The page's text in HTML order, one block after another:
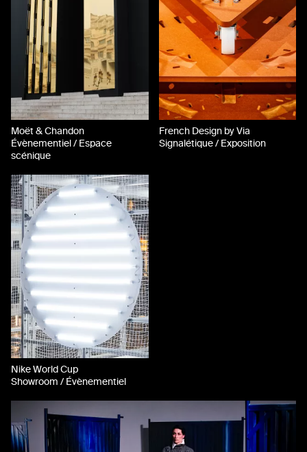
Moët & Chandon
Évènementiel / Espace
scénique
French Design by Via
Signalétique / Exposition
Nike World Cup
Showroom / Évènementiel